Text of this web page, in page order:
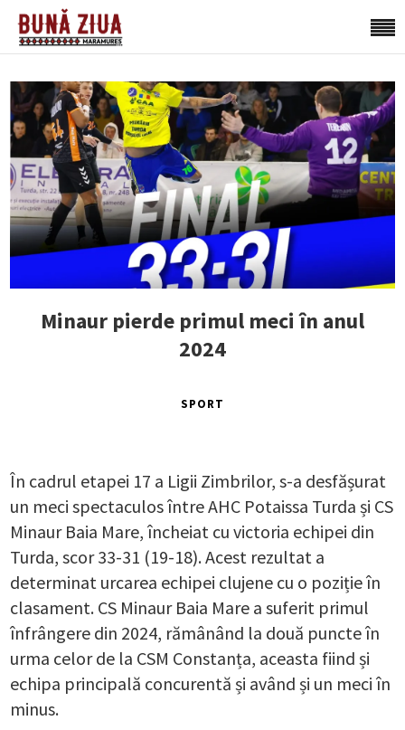
Minaur pierde primul meci în anul
2024
SPORT
În cadrul etapei 17 a Ligii Zimbrilor, s-a desfășurat
un meci spectaculos între AHC Potaissa Turda și CS
Minaur Baia Mare, încheiat cu victoria echipei din
Turda, scor 33-31 (19-18). Acest rezultat a
determinat urcarea echipei clujene cu o poziție în
clasament. CS Minaur Baia Mare a suferit primul
înfrângere din 2024, rămânând la două puncte în
urma celor de la CSM Constanța, aceasta fiind și
echipa principală concurentă și având și un meci în
minus.